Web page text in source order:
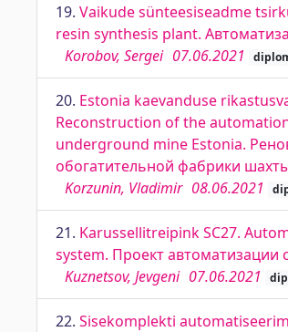
19. Vaikude sünteesiseadme
resin synthesis plant.
Korobov, Sergei 07.06.2021
20. Estonia kaevanduse
Reconstruction of the
underground mine Estonia.
обогатительной фабрики
Korzunin, Vladimir 08.06.2021
21. Karussellitreipink SC27.
system. Проект автоматизации
Kuznetsov, Jevgeni 07.06.2021
22. Sisekomplekti